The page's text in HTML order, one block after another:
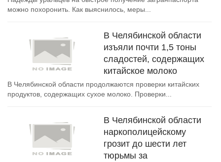
можно похоронить. Как выяснилось, меры...
В Челябинской области
изъяли почти 1,5 тоны
сладостей, содержащих
китайское молоко
В Челябинской области продолжаются проверки китайских
продуктов, содержащих сухое молоко. Проверки...
В Челябинской области
наркополицейскому
грозит до шести лет
тюрьмы за